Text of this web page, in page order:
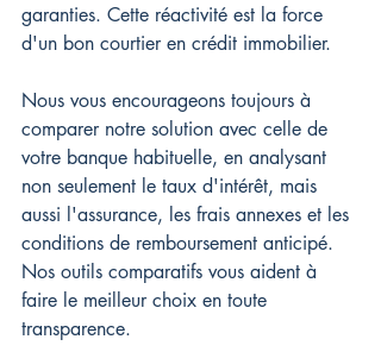
garanties. Cette réactivité est la force
d'un bon courtier en crédit immobilier.
Nous vous encourageons toujours à
comparer notre solution avec celle de
votre banque habituelle, en analysant
non seulement le taux d'intérêt, mais
aussi l'assurance, les frais annexes et les
conditions de remboursement anticipé.
Nos outils comparatifs vous aident à
faire le meilleur choix en toute
transparence.